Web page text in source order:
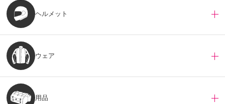
ヘルメット
ウェア
用品